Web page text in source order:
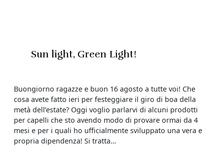
Sun light, Green Light!
Buongiorno ragazze e buon 16 agosto a tutte voi! Che
cosa avete fatto ieri per festeggiare il giro di boa della
metà dell’estate? Oggi voglio parlarvi di alcuni prodotti
per capelli che sto avendo modo di provare ormai da 4
mesi e per i quali ho ufficialmente sviluppato una vera e
propria dipendenza! Si tratta…